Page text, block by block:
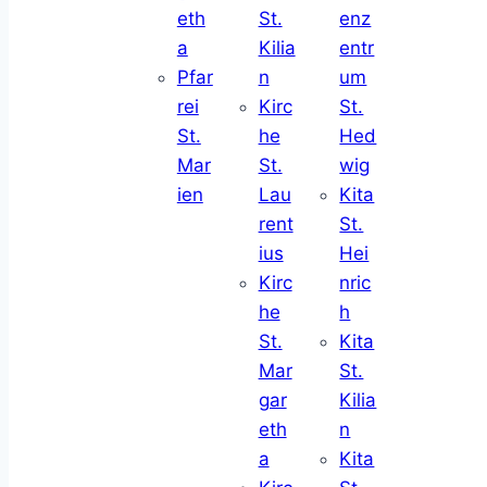
eth
a
Pfar
rei
St.
Mar
ien
St.
Kilia
n
Kirc
he
St.
Lau
rent
ius
Kirc
he
St.
Mar
gar
eth
a
enz
entr
um
St.
Hed
wig
Kita
St.
Hei
nric
h
Kita
St.
Kilia
n
Kita